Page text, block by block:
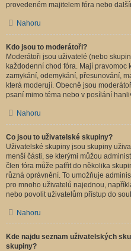
provedeném majitelem fóra nebo
Nahoru
Kdo jsou to moderátoři?
Moderátoři jsou uživatelé (nebo
každodenní chod fóra. Mají
zamykání, odemykání, přesunování,
která moderují. Obecně jsou
psaní mimo téma nebo v posílání
Nahoru
Co jsou to uživatelské skupiny?
Uživatelské skupiny jsou skupiny
menší části, se kterými můžou
člen fóra může patřit do několika
různá oprávnění. To umožňuje
pro mnoho uživatelů najednou,
nebo povolit uživatelům přístup do
Nahoru
Kde najdu seznam uživatelských
skupiny?